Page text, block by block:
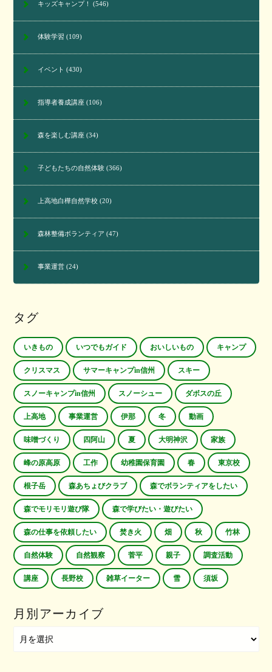
キッズキャンプ！ (546)
体験学習 (109)
イベント (430)
指導者養成講座(106)
森を楽しむ講座(34)
子どもたちの自然体験(366)
上高地白樺自然学校(20)
森林整備ボランティア (47)
事業運営(24)
タグ
いきもの いつでもガイド おいしいもの キャンプ
クリスマス サマーキャンプin信州 スキー
スノーキャンプin信州 スノーシュー ダボスの丘
上高地 事業運営 伊那 冬 動画
味噌づくり 四阿山 夏 大明神沢 家族
峰の原高原 工作 幼稚園保育園 春 東京校
根子岳 森あちょびクラブ 森でボランティアをしたい
森でモリモリ遊び隊 森で学びたい・遊びたい
森の仕事を依頼したい 焚き火 畑 秋 竹林
自然体験 自然観察 菅平 親子 調査活動
講座 長野校 雑草イーター 雪 須坂
月別アーカイブ